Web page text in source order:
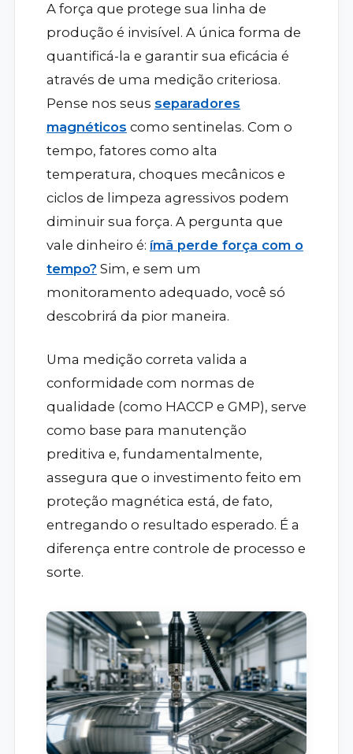
A força que protege sua linha de
produção é invisível. A única forma de
quantificá-la e garantir sua eficácia é
através de uma medição criteriosa.
Pense nos seus separadores
magnéticos como sentinelas. Com o
tempo, fatores como alta
temperatura, choques mecânicos e
ciclos de limpeza agressivos podem
diminuir sua força. A pergunta que
vale dinheiro é: ímã perde força com o
tempo? Sim, e sem um
monitoramento adequado, você só
descobrirá da pior maneira.
Uma medição correta valida a
conformidade com normas de
qualidade (como HACCP e GMP), serve
como base para manutenção
preditiva e, fundamentalmente,
assegura que o investimento feito em
proteção magnética está, de fato,
entregando o resultado esperado. É a
diferença entre controle de processo e
sorte.